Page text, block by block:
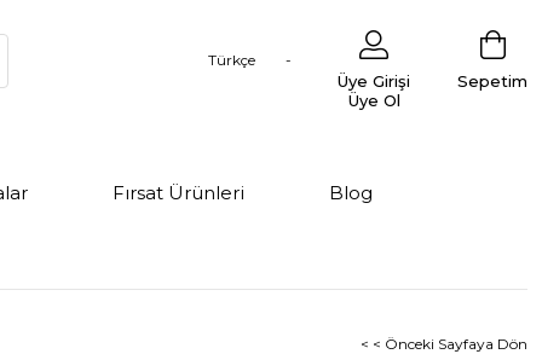
Türkçe
Sepetim
Üye Girişi
Üye Ol
Fırsat Ürünleri Blog
< < Önceki Sayfaya Dön